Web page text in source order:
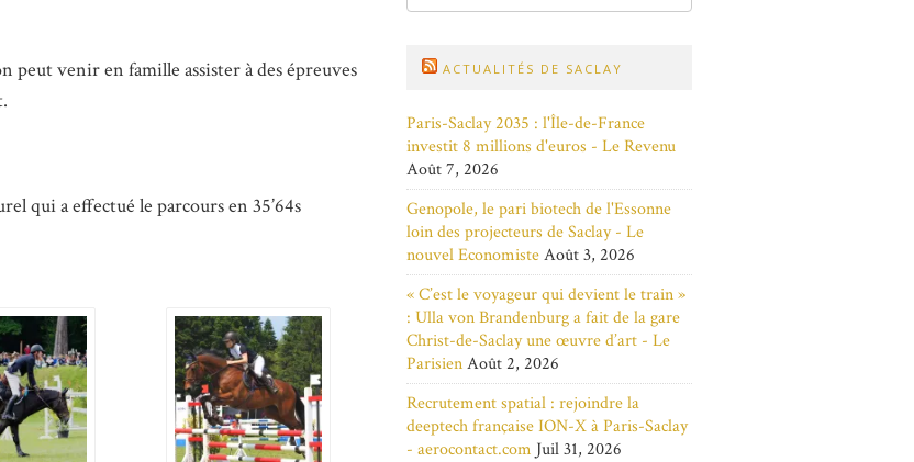
peut venir en famille assister à des épreuves
qui a effectué le parcours en 35’64s
ACTUALITÉS DE SACLAY
Paris-Saclay 2035 : l'Île-de-France
investit 8 millions d'euros - Le Revenu
Août 7, 2026
Genopole, le pari biotech de l'Essonne
loin des projecteurs de Saclay - Le
nouvel EconomisteAoût 3, 2026
« C’est le voyageur qui devient le train »
: Ulla von Brandenburg a fait de la gare
Christ-de-Saclay une œuvre d’art - Le
ParisienAoût 2, 2026
Recrutement spatial : rejoindre la
deeptech française ION-X à Paris-Saclay
- aerocontact.com Juil 31, 2026